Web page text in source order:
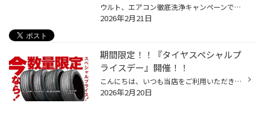
ウルト、エアコン徹底洗浄キャンペーンです！ エアコンフィルターはタイヤ館でもご提案させていただいており、定期的に変えてるお客様も多いかと思います。 ただエアコンフィルターが収納されているボックスや通気口、車内空間のお掃除まではなかなか手がつかないかと思われます。 そこでタイヤ館が...
2026年2月21日
期間限定！！『タイヤスペシャルプ
ライスデー』開催！！
こんにちは、いつも当店をご利用いただきましてありがとうございます。 2/20(金)～3/1(日)まで、コクピット・タイヤ館におきまして、 期間限定！ サイズ限定！！ 数量限定！！！ お得にお買い求めいただける、「タイヤスペシャルプライスデー」がスタートします！ お得なタイヤのご紹介！！ ワゴンR...
2026年2月20日